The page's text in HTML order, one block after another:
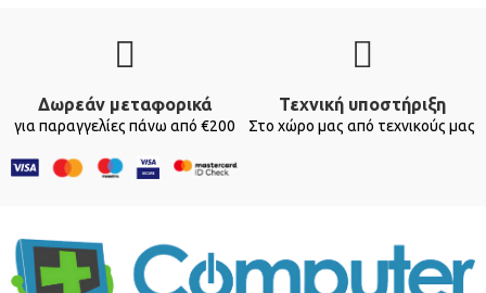
Δωρεάν μεταφορικά
για παραγγελίες πάνω από €200
Τεχνική υποστήριξη
Στο χώρο μας από τεχνικούς μας